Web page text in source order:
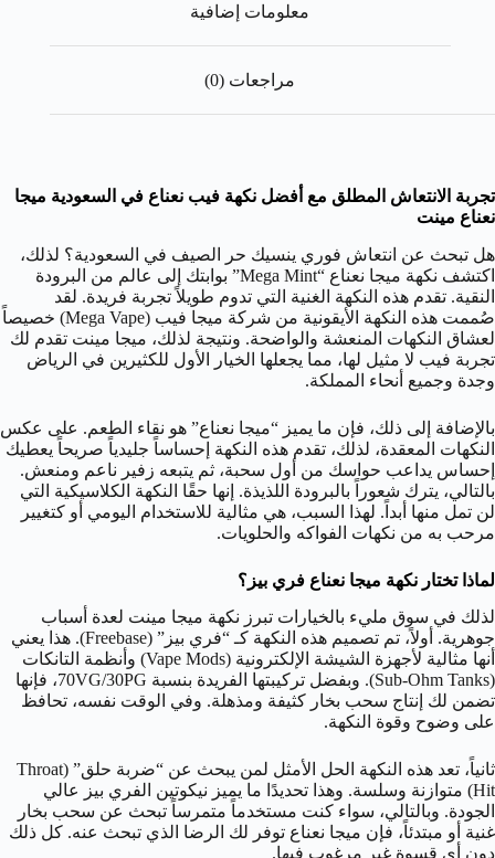
معلومات إضافية
مراجعات (0)
تجربة الانتعاش المطلق مع أفضل نكهة فيب نعناع في السعودية ميجا
نعناع مينت
هل تبحث عن انتعاش فوري ينسيك حر الصيف في السعودية؟ لذلك،
اكتشف نكهة ميجا نعناع “Mega Mint” بوابتك إلى عالم من البرودة
النقية. تقدم هذه النكهة الغنية التي تدوم طويلاً تجربة فريدة. لقد
صُممت هذه النكهة الأيقونية من شركة ميجا فيب (Mega Vape) خصيصاً
لعشاق النكهات المنعشة والواضحة. ونتيجة لذلك، ميجا مينت تقدم لك
تجربة فيب لا مثيل لها، مما يجعلها الخيار الأول للكثيرين في الرياض
وجدة وجميع أنحاء المملكة.
بالإضافة إلى ذلك، فإن ما يميز “ميجا نعناع” هو نقاء الطعم. على عكس
النكهات المعقدة، لذلك، تقدم هذه النكهة إحساساً جليدياً صريحاً يعطيك
إحساس يداعب حواسك من أول سحبة، ثم يتبعه زفير ناعم ومنعش.
بالتالي، يترك شعوراً بالبرودة اللذيذة. إنها حقًا النكهة الكلاسيكية التي
لن تمل منها أبداً. لهذا السبب، هي مثالية للاستخدام اليومي أو كتغيير
مرحب به من نكهات الفواكه والحلويات.
لماذا تختار نكهة ميجا نعناع فري بيز؟
لذلك في سوق مليء بالخيارات تبرز نكهة ميجا مينت لعدة أسباب
جوهرية. أولاً، تم تصميم هذه النكهة كـ “فري بيز” (Freebase). هذا يعني
أنها مثالية لأجهزة الشيشة الإلكترونية (Vape Mods) وأنظمة التانكات
(Sub-Ohm Tanks). وبفضل تركيبتها الفريدة بنسبة
70VG/30PG
، فإنها
تضمن لك إنتاج سحب بخار كثيفة ومذهلة. وفي الوقت نفسه، تحافظ
على وضوح وقوة النكهة.
ثانياً، تعد هذه النكهة الحل الأمثل لمن يبحث عن “ضربة حلق” (Throat
Hit) متوازنة وسلسة. وهذا تحديدًا ما يميز نيكوتين الفري بيز عالي
الجودة. وبالتالي، سواء كنت مستخدماً متمرساً تبحث عن سحب بخار
غنية أو مبتدئاً، فإن ميجا نعناع توفر لك الرضا الذي تبحث عنه. كل ذلك
دون أي قسوة غير مرغوب فيها.